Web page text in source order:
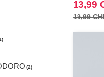
(2)
13,99
19,99